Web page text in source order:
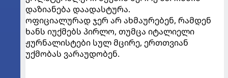
დაზიანება დაადასტურა.
ოფიციალურად ჯერ არ ახმაურებენ, რამდენ
ხანს იუქმებს პირლო, თუმცა იტალიელი
ჟურნალისტები სულ მცირე, ერთთვიან
უქმობას ვარაუდობენ.